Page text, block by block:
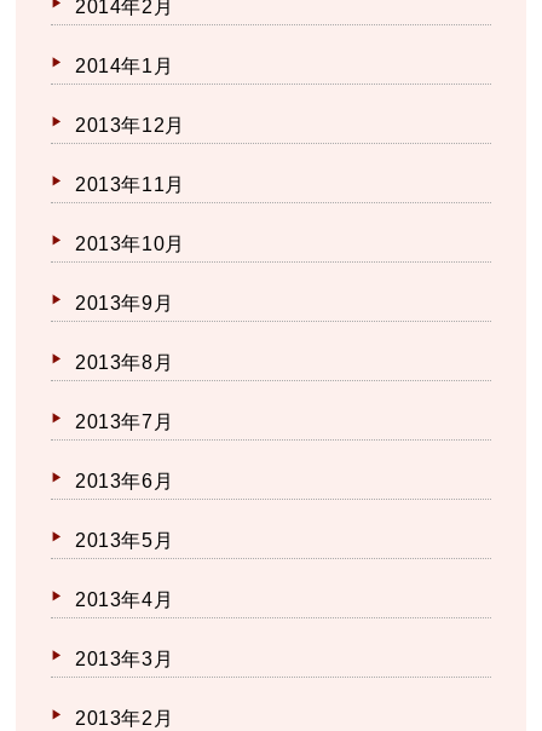
2014年2月
2014年1月
2013年12月
2013年11月
2013年10月
2013年9月
2013年8月
2013年7月
2013年6月
2013年5月
2013年4月
2013年3月
2013年2月